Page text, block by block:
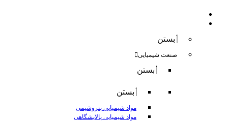
بستن
صنعت شیمیایی
بستن
بستن
مواد شیمیایی پتروشیمی
مواد شیمیایی پالایشگاهی